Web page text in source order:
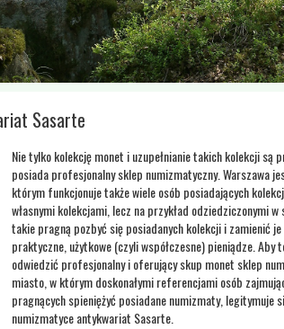
Sasarte
Nie tylko kolekcję monet i uzupełnianie takich kolekcji
posiada profesjonalny sklep numizmatyczny. Warszawa
którym funkcjonuje także wiele osób posiadających
własnymi kolekcjami, lecz na przykład odziedziczonymi
takie pragną pozbyć się posiadanych kolekcji i zamienić
praktyczne, użytkowe (czyli współczesne) pieniądze. Aby
odwiedzić profesjonalny i oferujący skup monet sklep
miasto, w którym doskonałymi referencjami osób
pragnących spieniężyć posiadane numizmaty, legitymuje
numizmatyce antykwariat Sasarte.